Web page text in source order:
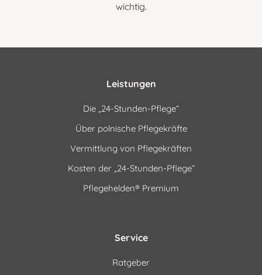
wichtig.
Leistungen
Die „24-Stunden-Pflege“
Über polnische Pflegekräfte
Vermittlung von Pflegekräften
Kosten der „24-Stunden-Pflege“
Pflegehelden® Premium
Service
Ratgeber